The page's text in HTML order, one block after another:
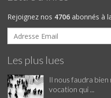
Rejoignez nos 4706 abonnés à
Les plus lues
Il nous faudra
vocation qui ...